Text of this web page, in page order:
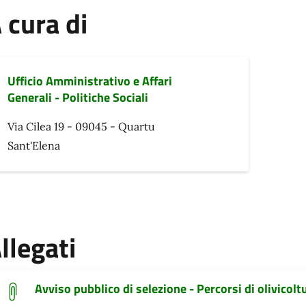
cura di
Ufficio Amministrativo e Affari
Generali - Politiche Sociali
Via Cilea 19 - 09045 - Quartu
Sant'Elena
Avviso pubblico di selezione - Percorsi di